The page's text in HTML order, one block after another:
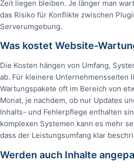
Zeit liegen bleiben. Je länger man
das Risiko für Konflikte zwischen
Serverumgebung.
Was kostet Website-
Die Kosten hängen von Umfang,
ab. Für kleinere Unternehmensseiten
Wartungspakete oft im Bereich von
Monat, je nachdem, ob nur Updates
Inhalts- und Fehlerpflege enthalten
komplexen Systemen kann es mehr
dass der Leistungsumfang klar
Werden auch Inhalte